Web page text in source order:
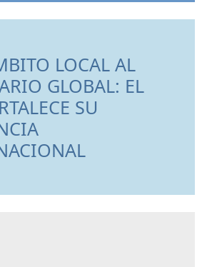
LOCAL AL
GLOBAL: EL
SU